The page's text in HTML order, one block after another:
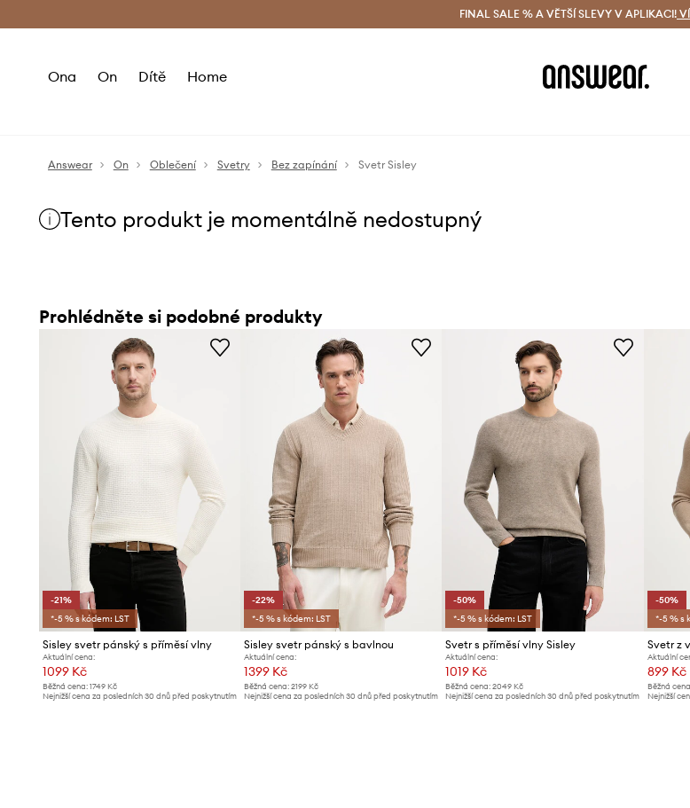
Doručení a vrácení zdarma (od 1800 Kč) Doručení i do 24 h
FINAL SALE % A VĚTŠÍ SLEVY V APLIKACI!
Ona On Dítě Home
Answear On Oblečení Svetry Bez zapínání Svetr Sisley
Tento produkt je momentálně nedostupný
Prohlédněte si podobné produkty
-21%
*-5 % s kódem: LST
Sisley svetr pánský s příměsí vlny
Aktuální cena:
1099 Kč
Běžná cena: 1749 Kč
Nejnižší cena za posledních 30 dnů před poskytnutím
-22%
*-5 % s kódem: LST
Sisley svetr pánský s bavlnou
Aktuální cena:
1399 Kč
Běžná cena:2199 Kč
Nejnižší cena za posledních 30 dnů před poskytnutím
-50%
*-5 % s kódem: LST
Svetr s příměsí vlny Sisley
Aktuální cena:
1019 Kč
Běžná cena: 2049 Kč
Nejnižší cena za posledních 30 dnů před poskytnutím
-50%
*-5 % s
Svetr z
Aktuální
899 Kč
Běžná
Nejnižší